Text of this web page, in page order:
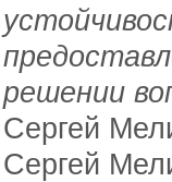
решении
Сергей
Сергей